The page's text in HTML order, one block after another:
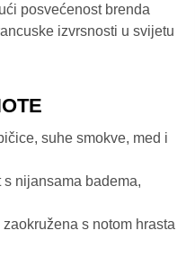
posvećenost brenda
izvrsnosti u svijetu
suhe smokve, med i
s nijansama badema,
s notom hrasta